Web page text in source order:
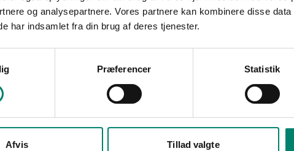
og analysepartnere. Vores partnere kan kombinere disse
har indsamlet fra din brug af deres tjenester.
Præferencer Statistik
Afvis Tillad valgte
alle de grænseværdier, der bliver fastsat i EU.